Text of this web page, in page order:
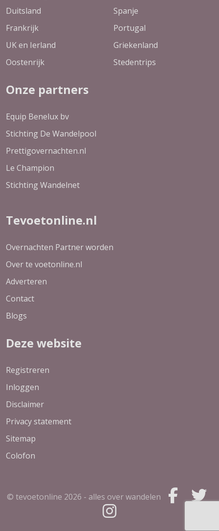
Duitsland
Frankrijk
UK en Ierland
Oostenrijk
Spanje
Portugal
Griekenland
Stedentrips
Onze partners
Equip Benelux bv
Stichting De Wandelpool
Prettigovernachten.nl
Le Champion
Stichting Wandelnet
Tevoetonline.nl
Overnachten Partner worden
Over te voetonline.nl
Adverteren
Contact
Blogs
Deze website
Registreren
Inloggen
Disclaimer
Privacy statement
Sitemap
Colofon
© tevoetonline 2026 - alles over wandelen